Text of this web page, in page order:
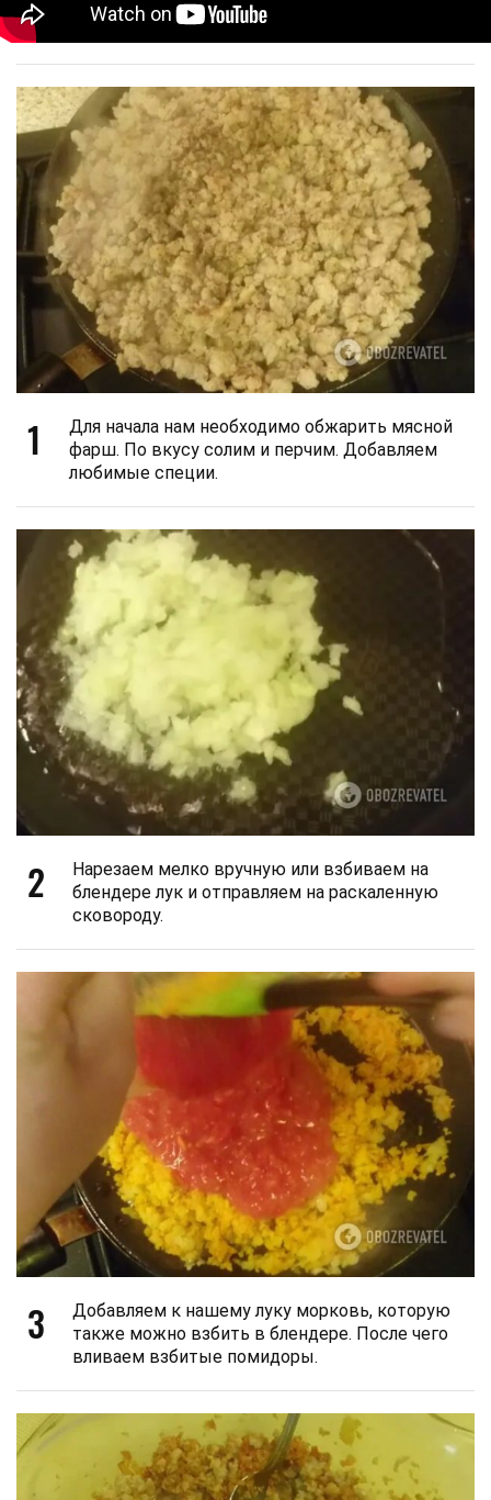
1
Для начала нам необходимо обжарить мясной
фарш. По вкусу солим и перчим. Добавляем
любимые специи.
2
Нарезаем мелко вручную или взбиваем на
блендере лук и отправляем на раскаленную
сковороду.
3
Добавляем к нашему луку морковь, которую
также можно взбить в блендере. После чего
вливаем взбитые помидоры.